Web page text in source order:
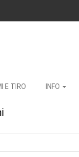
E TIRO INFO